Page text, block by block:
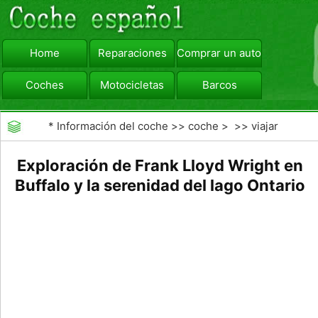
Home Reparaciones Comprar un automóvil
Coches Motocicletas Barcos
viajar Camiones
* Información del coche >>coche > >>viajar
Exploración de Frank Lloyd Wright en
Buffalo y la serenidad del lago Ontario